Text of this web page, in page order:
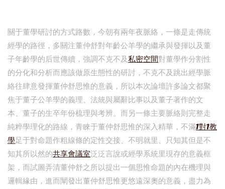
關于董學研討的方式路數，今朝有兩年夜脈絡，一條是走傳統
經學的路徑，多關注董仲舒對年齡公羊學的繼承與發揮以及董
子年齡學的后世傳續，強調不克不及私密空間對董學作分割性
的分化和分析而應該做原生態性的研討，不克不及跳出經學脈
絡往肆意發揮董仲舒思惟的意義，所以本次論壇許多論文都聚
焦于董子公羊學的義理、法統與屬辭比事以及董子著作的文
本、董子的生卒年份梳理與考辨。而另一條主要脈絡則完整走
純粹學理化的路線，青睞于董仲舒思惟的深入精華，不滿1對1教
學足于對命題作粗線條的定性交接、不明就里、只知其但是不
知其所以然的共享會議室泛泛言說或經學系統里現存的意義框
架，而試圖弄清董仲舒之所以提出一個思惟命題的內在機理與
邏輯緣由，進而闡發出董仲舒思惟更悠遠深奧的意義，盡力為